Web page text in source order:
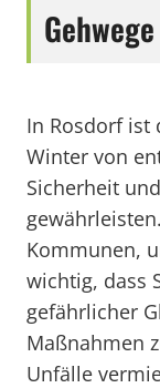
In Rosdorf ist
Winter von
Sicherheit
Kommunen,
wichtig, dass
gefährlicher
Maßnahmen
Unfälle